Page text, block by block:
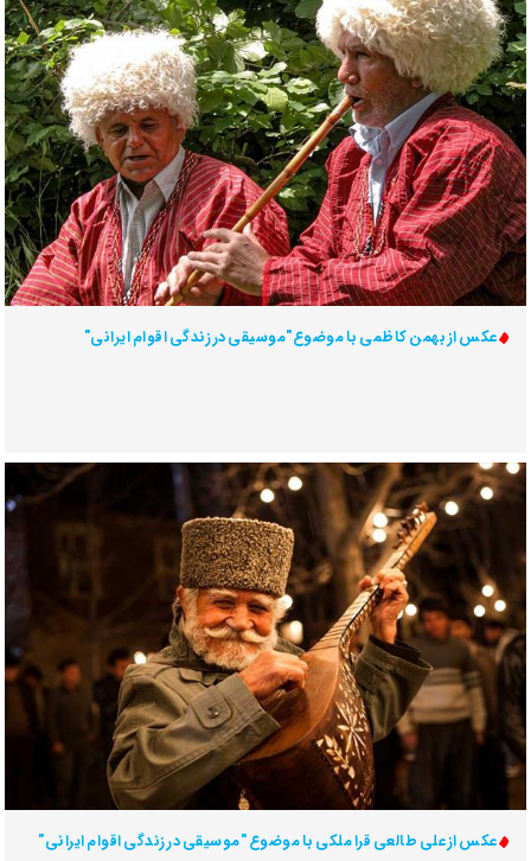
عکس از بهمن کاظمی با موضوع"موسیقی در زندگی اقوام ایرانی"
عکس از علی طالعی قرا ملکی با موضوع "موسیقی در زندگی اقوام ایرانی"